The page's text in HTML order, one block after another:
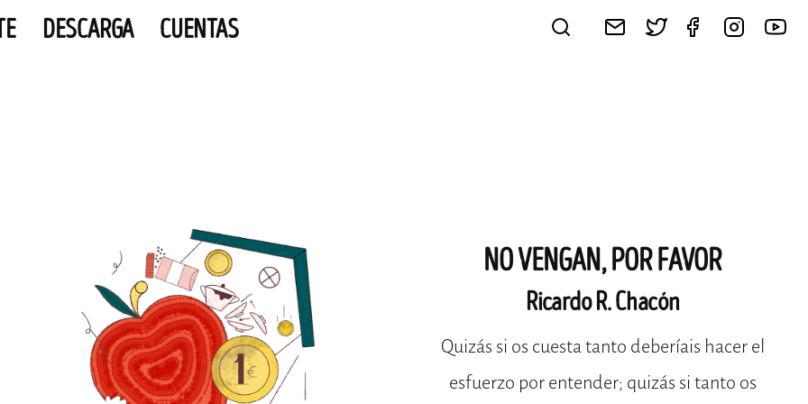
DESCARGA CUENTAS
NO VENGAN, POR FAVOR
Ricardo R. Chacón
Quizás si os cuesta tanto deberíais hacer el
esfuerzo por entender; quizás si tanto os